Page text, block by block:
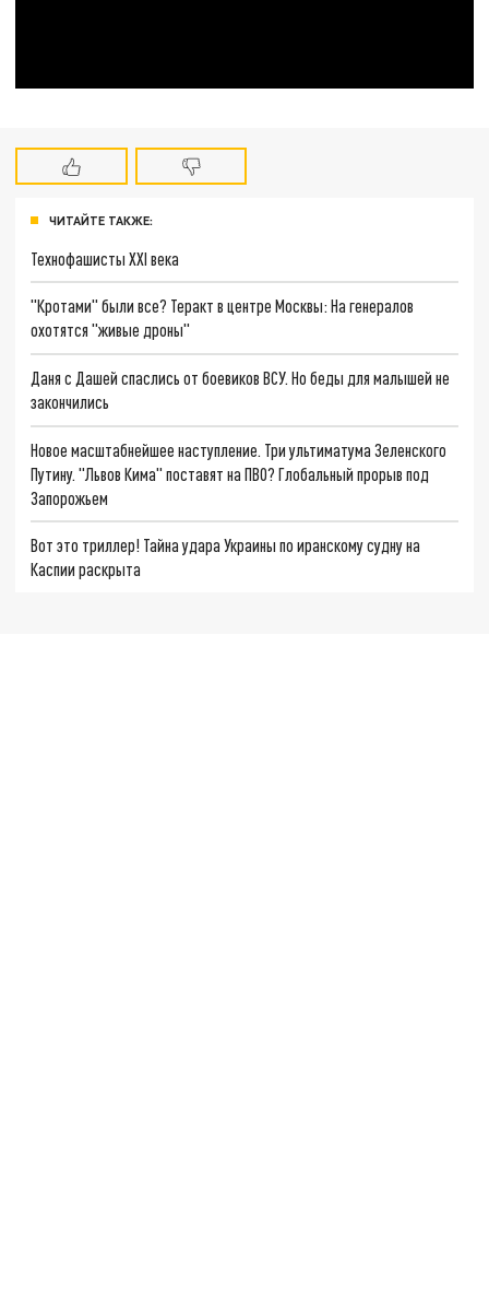
ЧИТАЙТЕ ТАКЖЕ:
Технофашисты XXI века
"Кротами" были все? Теракт в центре Москвы: На генералов
охотятся "живые дроны"
Даня с Дашей спаслись от боевиков ВСУ. Но беды для малышей не
закончились
Новое масштабнейшее наступление. Три ультиматума Зеленского
Путину. "Львов Кима" поставят на ПВО? Глобальный прорыв под
Запорожьем
Вот это триллер! Тайна удара Украины по иранскому судну на
Каспии раскрыта